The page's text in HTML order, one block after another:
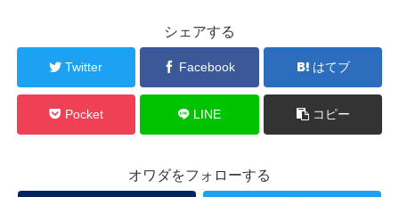
シェアする
Twitter Facebook はてブ
Pocket LINE コピー
オワダをフォローする